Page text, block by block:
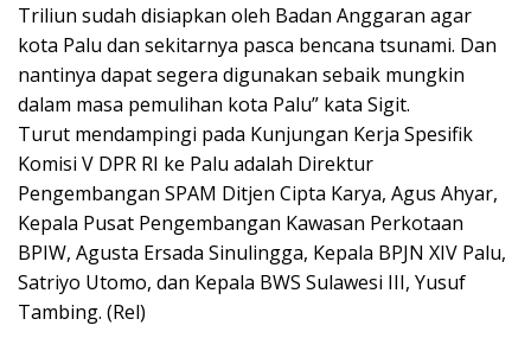
Triliun sudah disiapkan oleh Badan Anggaran agar
kota Palu dan sekitarnya pasca bencana tsunami. Dan
nantinya dapat segera digunakan sebaik mungkin
dalam masa pemulihan kota Palu” kata Sigit.
Turut mendampingi pada Kunjungan Kerja Spesifik
Komisi V DPR RI ke Palu adalah Direktur
Pengembangan SPAM Ditjen Cipta Karya, Agus Ahyar,
Kepala Pusat Pengembangan Kawasan Perkotaan
BPIW, Agusta Ersada Sinulingga, Kepala BPJN XIV Palu,
Satriyo Utomo, dan Kepala BWS Sulawesi III, Yusuf
Tambing. (Rel)